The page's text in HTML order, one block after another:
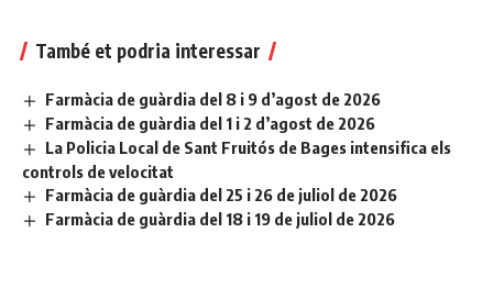
També et podria interessar
Farmàcia de guàrdia del 8 i 9 d’agost de 2026
Farmàcia de guàrdia del 1 i 2 d’agost de 2026
La Policia Local de Sant Fruitós de Bages intensifica els
controls de velocitat
Farmàcia de guàrdia del 25 i 26 de juliol de 2026
Farmàcia de guàrdia del 18 i 19 de juliol de 2026